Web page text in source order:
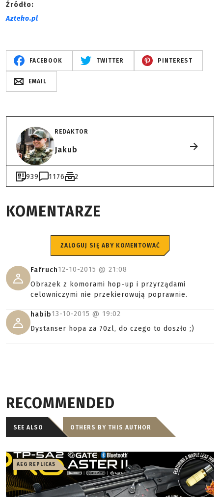
Źródło:
Azteko.pl
FACEBOOK TWITTER PINTEREST
EMAIL
REDAKTOR
Jakub
939 1176 2
KOMENTARZE
ZALOGUJ SIĘ ABY KOMENTOWAĆ
Fafruch12-10-2015 @ 21:08
Obrazek z komorami hop-up i przyrządami
celowniczymi nie przekierowują poprawnie.
habib13-10-2015 @ 19:02
Dystanser hopa za 70zl, do czego to doszło ;)
RECOMMENDED
SEE ALSO OTHERS BY THIS AUTHOR
AEG REPLICAS